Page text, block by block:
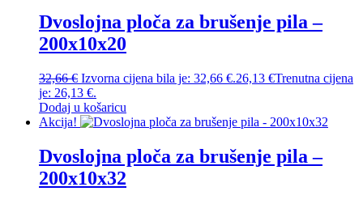
Dvoslojna ploča za brušenje pila –
200x10x20
32,66€ Izvorna cijena bila je: 32,66 €.26,13 €Trenutna cijena
je: 26,13 €.
Dodaj u košaricu
Akcija!
Dvoslojna ploča za brušenje pila –
200x10x32